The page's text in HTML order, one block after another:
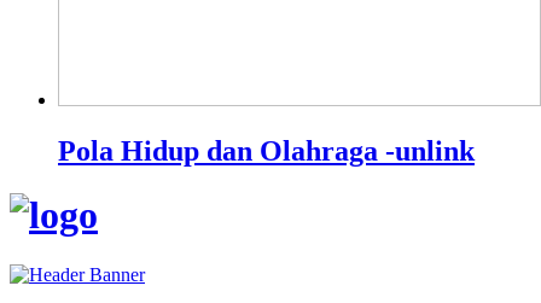
Pola Hidup dan Olahraga -unlink